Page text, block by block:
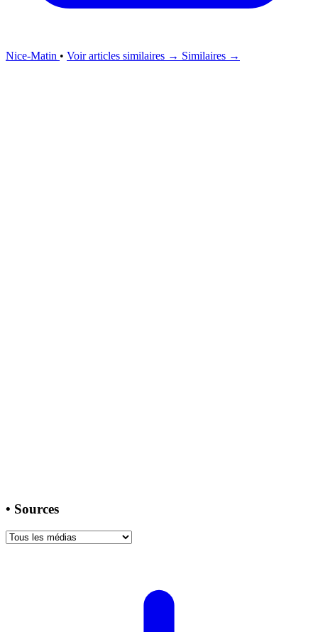
Nice-Matin • Voir articles similaires → Similaires →
• Sources